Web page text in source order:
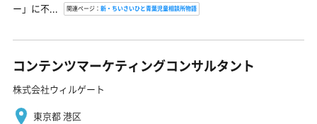
ー」に不...
関連ページ： 新・ちいさいひと青葉児童相談所物語
コンテンツマーケティングコンサルタント
株式会社ウィルゲート
東京都 港区